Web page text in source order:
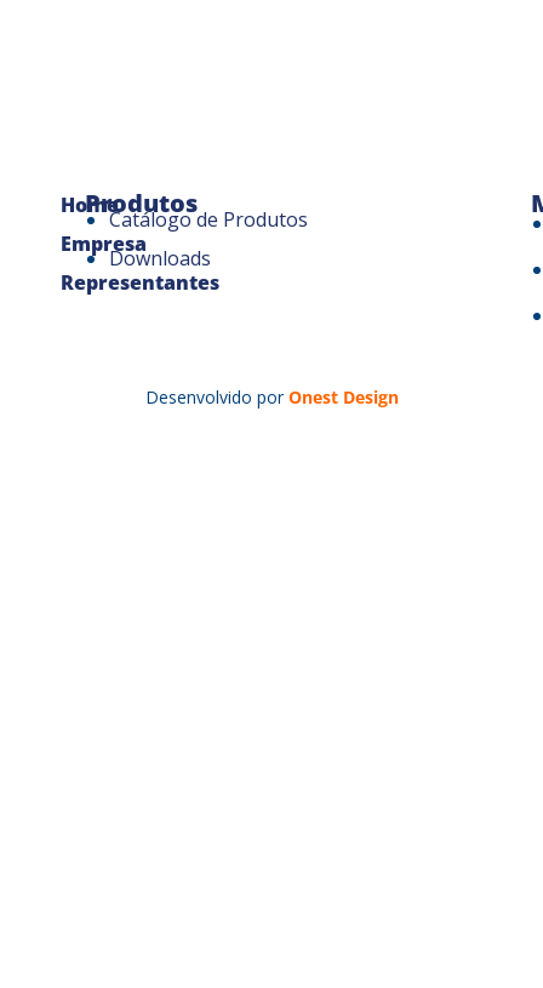
Home
Empresa
Representantes
Produtos
Catálogo de Produtos
Downloads
Desenvolvido por Onest Design